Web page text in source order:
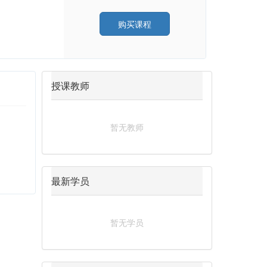
购买课程
授课教师
暂无教师
最新学员
暂无学员